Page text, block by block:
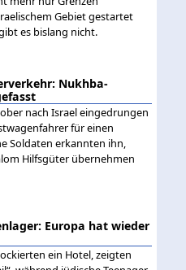
Gebiet gestartet
es bislang nicht.
Nukhba-
nach Israel eingedrungen
für einen
Soldaten erkannten ihn,
Hilfsgüter übernehmen
Europa hat wieder
ein Hotel, zeigten